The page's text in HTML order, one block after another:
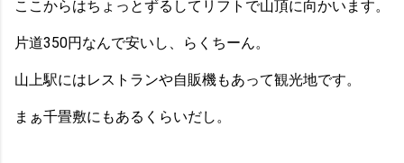
ここからはちょっとずるしてリフトで山頂に向かいます。
片道350円なんで安いし、らくちーん。
山上駅にはレストランや自販機もあって観光地です。
まぁ千畳敷にもあるくらいだし。